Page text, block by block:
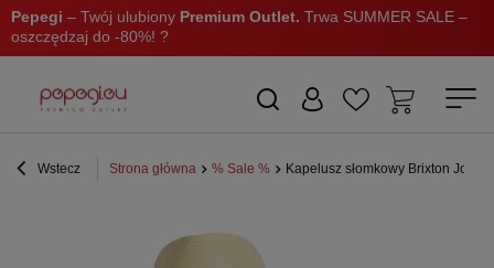
Pepegi – Twój ulubiony Premium Outlet. Trwa SUMMER SALE –
oszczędzaj do -80%! ?
Wstecz Strona główna % Sale % Kapelusz słomkowy Brixton Jo